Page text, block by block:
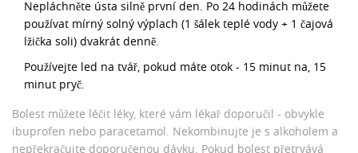
Nepláchněte ústa silně první den. Po 24 hodinách můžete
používat mírný solný výplach (1 šálek teplé vody + 1 čajová
lžička soli) dvakrát denně.
Používejte led na tvář, pokud máte otok - 15 minut na, 15
minut pryč.
Bolest můžete léčit léky, které vám lékař doporučil - obvykle
ibuprofen nebo paracetamol. Nekombinujte je s alkoholem a
nepřekračujte doporučenou dávku. Pokud bolest přetrvává